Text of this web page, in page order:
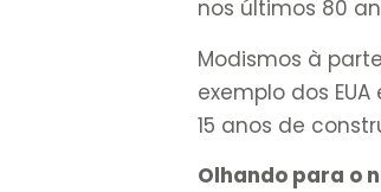
nos últimos 80
Modismos à
exemplo dos
15 anos de
Olhando para o